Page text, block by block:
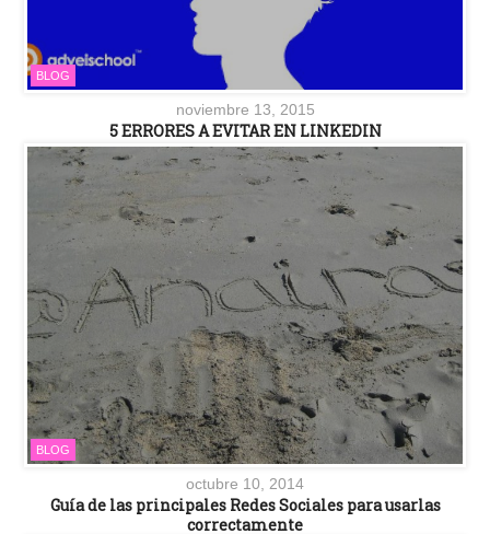
BLOG
noviembre 13, 2015
5 ERRORES A EVITAR EN LINKEDIN
BLOG
octubre 10, 2014
Guía de las principales Redes Sociales para usarlas
correctamente